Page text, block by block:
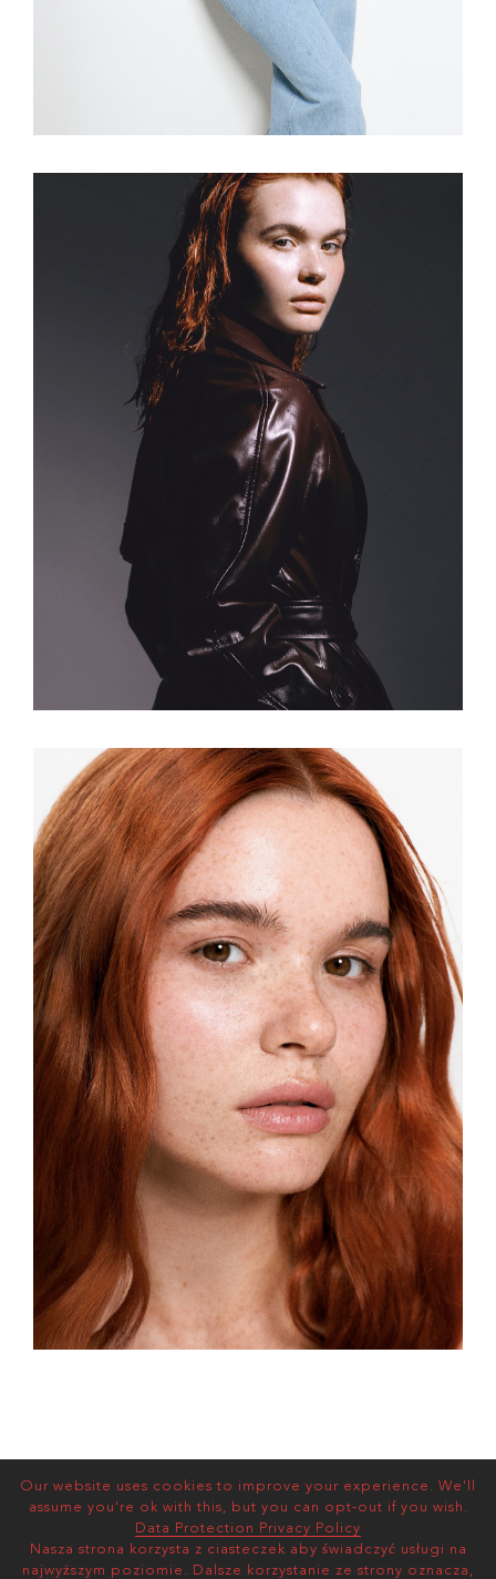
Our website uses cookies to improve your experience. We'll
assume you're ok with this, but you can opt-out if you wish.
Data Protection Privacy Policy
Nasza strona korzysta z ciasteczek aby świadczyć usługi na
najwyższym poziomie. Dalsze korzystanie ze strony oznacza,